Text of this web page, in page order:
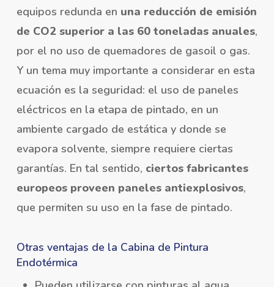
equipos redunda en una reducción de emisión
de CO2 superior a las 60 toneladas anuales,
por el no uso de quemadores de gasoil o gas.
Y un tema muy importante a considerar en esta
ecuación es la seguridad: el uso de paneles
eléctricos en la etapa de pintado, en un
ambiente cargado de estática y donde se
evapora solvente, siempre requiere ciertas
garantías. En tal sentido, ciertos fabricantes
europeos proveen paneles antiexplosivos,
que permiten su uso en la fase de pintado.
Otras ventajas de la Cabina de Pintura
Endotérmica